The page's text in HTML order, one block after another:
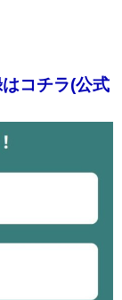
コチラ(公式